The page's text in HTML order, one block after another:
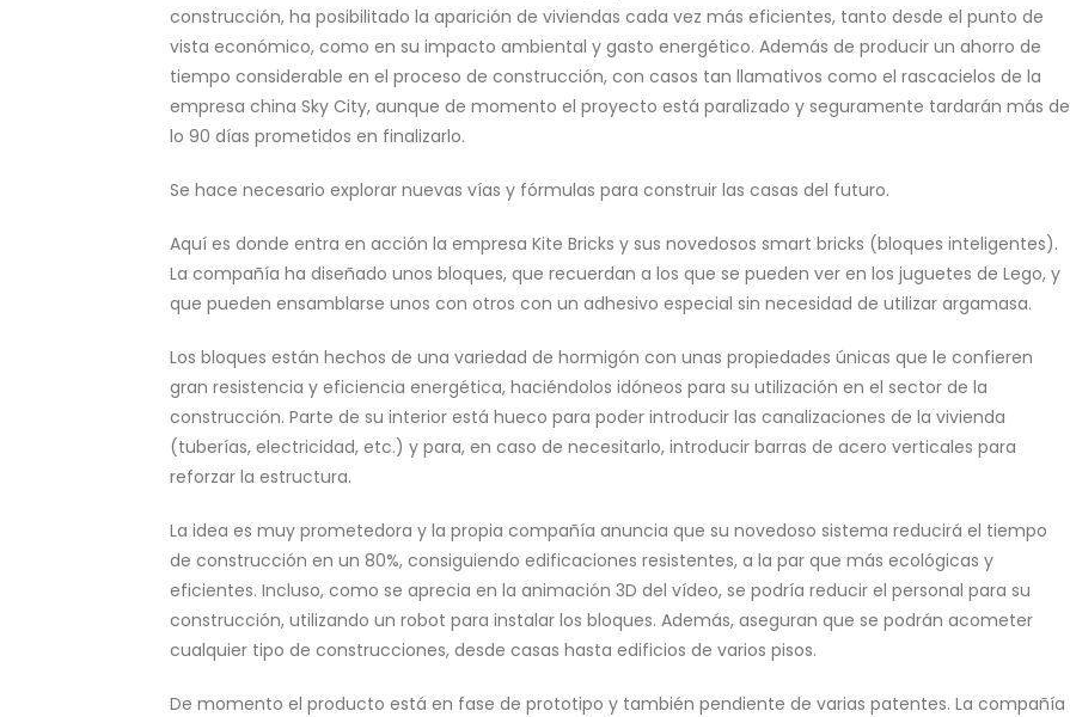
construcción, ha posibilitado la aparición de viviendas cada vez más eficientes, tanto desde el punto de
vista económico, como en su impacto ambiental y gasto energético. Además de producir un ahorro de
tiempo considerable en el proceso de construcción, con casos tan llamativos como el rascacielos de la
empresa china Sky City, aunque de momento el proyecto está paralizado y seguramente tardarán más de
lo 90 días prometidos en finalizarlo.
Se hace necesario explorar nuevas vías y fórmulas para construir las casas del futuro.
Aquí es donde entra en acción la empresa Kite Bricks y sus novedosos smart bricks (bloques inteligentes).
La compañía ha diseñado unos bloques, que recuerdan a los que se pueden ver en los juguetes de Lego, y
que pueden ensamblarse unos con otros con un adhesivo especial sin necesidad de utilizar argamasa.
Los bloques están hechos de una variedad de hormigón con unas propiedades únicas que le confieren
gran resistencia y eficiencia energética, haciéndolos idóneos para su utilización en el sector de la
construcción. Parte de su interior está hueco para poder introducir las canalizaciones de la vivienda
(tuberías, electricidad, etc.) y para, en caso de necesitarlo, introducir barras de acero verticales para
reforzar la estructura.
La idea es muy prometedora y la propia compañía anuncia que su novedoso sistema reducirá el tiempo
de construcción en un 80%, consiguiendo edificaciones resistentes, a la par que más ecológicas y
eficientes. Incluso, como se aprecia en la animación 3D del vídeo, se podría reducir el personal para su
construcción, utilizando un robot para instalar los bloques. Además, aseguran que se podrán acometer
cualquier tipo de construcciones, desde casas hasta edificios de varios pisos.
De momento el producto está en fase de prototipo y también pendiente de varias patentes. La compañía